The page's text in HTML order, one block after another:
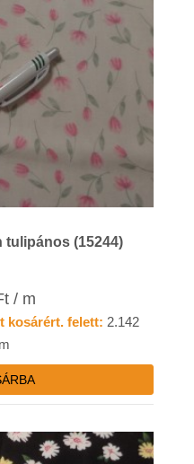
tulipános (15244)
/ m
kosárért. felett: 2.142